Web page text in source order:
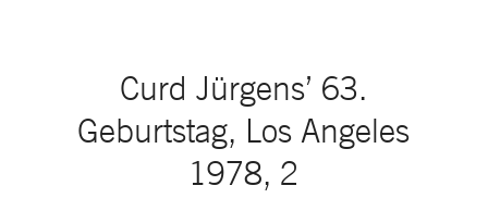
Curd Jürgens’ 63.
Geburtstag, Los Angeles
1978, 2